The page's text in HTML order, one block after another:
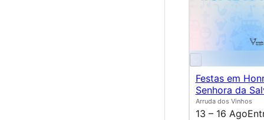
Festas em
Senhora da
Arruda dos Vinhos
13 – 16 Ago